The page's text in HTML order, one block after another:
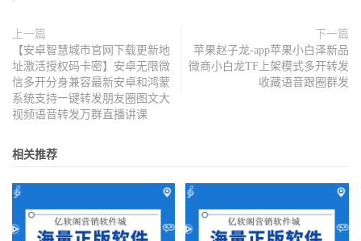
上一篇
【安卓智慧城市官网下载更新地
址激活授权码卡密】安卓无限微
信多开分身兼容最新安卓和鸿蒙
系统支持一键转发朋友圈图文大
视频语音转发万群直播讲课
下一篇
苹果赵子龙-app苹果小白泽新品
微商小白龙TF上架模式多开转发
收藏语音跟圈群发
相关推荐